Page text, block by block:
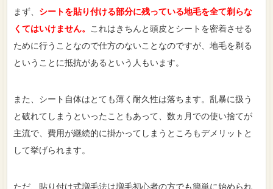
まず、 シートを貼り付ける部分に残っている地毛を全て剃らな
くてはいけません。
これはきちんと頭皮とシートを密着させる
ために行うことなので仕方のないことなのですが、地毛を剃る
ということに抵抗があるという人もいます。
また、シート自体はとても薄く耐久性は落ちます。乱暴に扱う
と破れてしまうといったこともあって、数ヵ月での使い捨てが
主流で、費用が継続的に掛かってしまうところもデメリットと
して挙げられます。
ただ、貼り付け式増毛法は増毛初心者の方でも簡単に始められ